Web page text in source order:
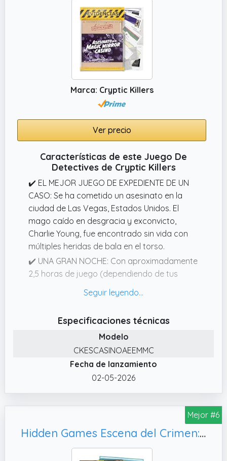
Sumergios en un caso criminal realista:
examinad documentos, cruzad pistas,
escuchad testimonios, haced llamadas e
investigad en línea.
✔️ ¿Para quién? Para 1–6 personas · A partir
de 14 años · 1,5–2,5 horas de juego. Perfecto
en equipo, en pareja o para cualquiera que
Marca: Cryptic Killers
Ver precio
Características de este Juego De
Detectives de Cryptic Killers
✔️ EL MEJOR JUEGO DE EXPEDIENTE DE UN
CASO: Se ha cometido un asesinato en la
ciudad de Las Vegas, Estados Unidos. El
mago caído en desgracia y exconvicto,
Charlie Young, fue encontrado sin vida con
múltiples heridas de bala en el torso.
✔️ UNA GRAN NOCHE: Con aproximadamente
2,5 horas de juego (dependiendo de tus
3,5/5, este thriller de estilo “quién cometió el
para todos. Si no puedes resolver el caso,
encontrarás pistas y respuestas en línea.
✔️ 27 EVIDENCIAS FÍSICAS: En el expediente
del caso encontrarás artículos de periódico,
imágenes de CCTV, registros penitenciarios,
declaraciones de testigos y mucho más.
Además de las evidencias físicas que se
Especificaciones técnicas
Modelo
CKESCASINOAEEMMC
Fecha de lanzamiento
02-05-2026
Mejor #6
Hidden Games Escena del Crimen: Bajo el Mismo Techo, en español.